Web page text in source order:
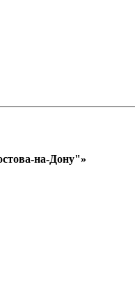
на-Дону"»